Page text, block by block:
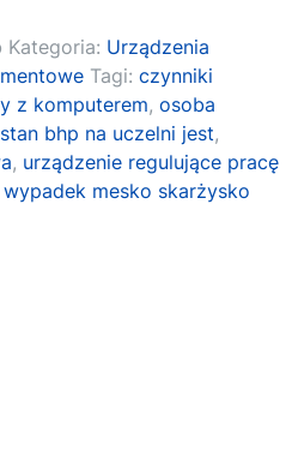
Kategoria: Urządzenia
Tagi:czynniki
z komputerem,osoba
bhp na uczelni jest,
, urządzenie regulujące pracę
wypadek mesko skarżysko